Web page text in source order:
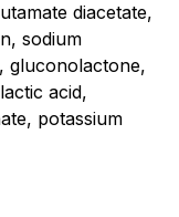
diacetate,
sodium
gluconolactone,
acid,
potassium